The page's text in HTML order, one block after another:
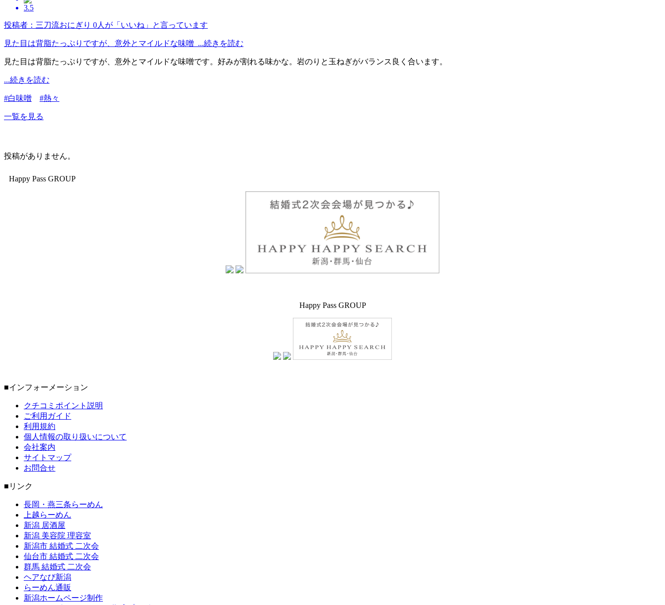
3.5
投稿者：三刀流おにぎり 0人が「いいね」と言っています
見た目は背脂たっぷりですが、意外とマイルドな味噌 ...続きを読む
見た目は背脂たっぷりですが、意外とマイルドな味噌です。好みが割れる味かな。岩のりと玉ねぎがバランス良く合います。
...続きを読む
#白味噌 #熱々
一覧を見る
投稿がありません。
Happy Pass GROUP
Happy Pass GROUP
■インフォーメーション
クチコミポイント説明
ご利用ガイド
利用規約
個人情報の取り扱いについて
会社案内
サイトマップ
お問合せ
■リンク
長岡・燕三条らーめん
上越らーめん
新潟 居酒屋
新潟 美容院 理容室
新潟市 結婚式 二次会
仙台市 結婚式 二次会
群馬 結婚式 二次会
ヘアなび新潟
らーめん通販
新潟ホームページ制作